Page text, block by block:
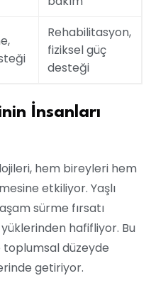
Rehabilitasyon,
fiziksel güç
desteği
İnsanları
hem bireyleri hem
etkiliyor. Yaşlı
sürme fırsatı
yüklerinden hafifliyor. Bu
düzeyde
getiriyor.